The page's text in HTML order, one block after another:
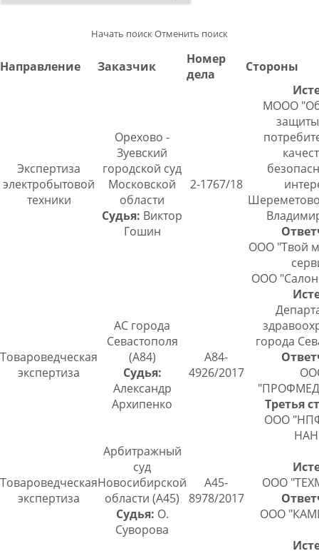
Начать поискОтменить поиск
Направление Заказчик
Номер
дела
Стороны
Экспертиза
электробытовой
техники
Орехово -
Зуевский
городской суд
Московской
области
Судья: Виктор
Гошин
2-1767/18
МООО
ООО "Твой
ООО
Товароведческая
экспертиза
АС города
Севастополя
(А84)
Судья:
Александр
Архипенко
А84-
4926/2017
города
Третья
ООО
Товароведческая
экспертиза
Арбитражный
суд
Новосибирской
области (А45)
Судья: О.
Суворова
А45-
8978/2017
ООО
ООО